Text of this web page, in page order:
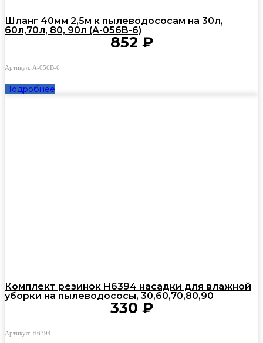
Шланг 40мм 2,5м к пылеводососам на 30л,
60л,70л, 80, 90л (A-056B-6)
852 ₽
Артикул: A-056B-6
Подробнее
Комплект резинок H6394 насадки для влажной
уборки на пылеводососы, 30,60,70,80,90
330 ₽
Артикул: H6394